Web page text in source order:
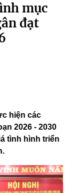
mục
đạt
hiện các
2026 - 2030
tình hình triển